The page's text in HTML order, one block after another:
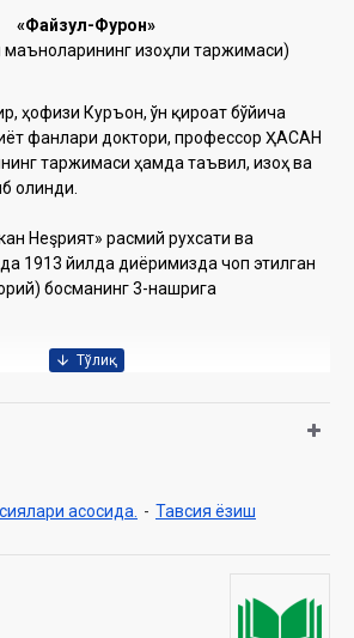
«Файзул-Фурқон»
маъноларининг изоҳли таржимаси)
ҳофизи Куръон, ўн қироат бўйича
фанлари доктори, профессор ҲАСАН
таржимаси ҳамда таъвил, изоҳ ва
олинди.
Неşрият» расмий рухсати ва
1913 йилда диёримизда чоп этилган
босманинг 3-нашрига
жамлашга ҳаракат қилган.
қилинган.
асосида. - Тавсия ёзиш